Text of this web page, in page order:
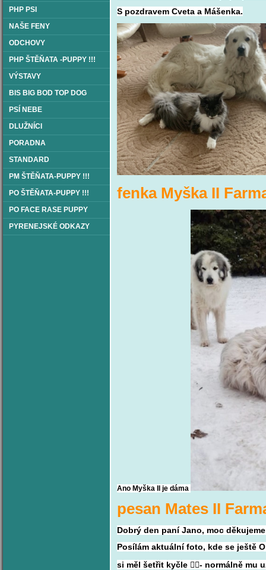
PHP PSI
NAŠE FENY
ODCHOVY
PHP ŠTĚŇATA -PUPPY !!!
VÝSTAVY
BIS BIG BOD TOP DOG
PSÍ NEBE
DLUŽNÍCI
PORADNA
STANDARD
PM ŠTĚŇATA-PUPPY !!!
PO ŠTĚŇATA-PUPPY !!!
PO FACE RASE PUPPY
PYRENEJSKÉ ODKAZY
S pozdravem Cveta a Mášenka.
fenka Myška II
Ano Myška II je dáma
pesan Mates II
Dobrý den paní Jano, moc
Posílám aktuální foto, kde se ještě
si měl šetřit kyčle 🤦‍♀️- normálně